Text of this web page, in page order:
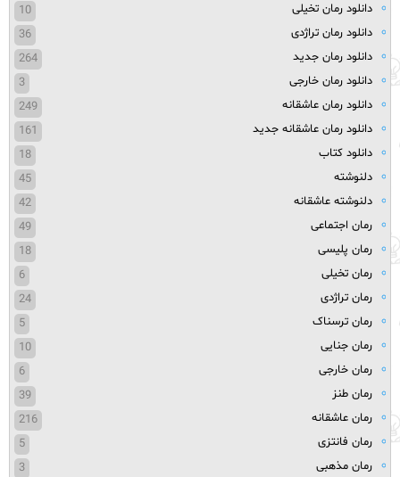
دانلود رمان تخیلی
10
دانلود رمان تراژدی
36
دانلود رمان جدید
264
دانلود رمان خارجی
3
دانلود رمان عاشقانه
249
دانلود رمان عاشقانه جدید
161
دانلود کتاب
18
دلنوشته
45
دلنوشته عاشقانه
42
رمان اجتماعی
49
رمان پلیسی
18
رمان تخیلی
6
رمان تراژدی
24
رمان ترسناک
5
رمان جنایی
10
رمان خارجی
6
رمان طنز
39
رمان عاشقانه
216
رمان فانتزی
5
رمان مذهبی
3